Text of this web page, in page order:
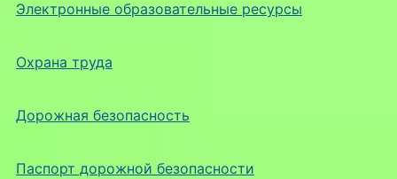
Электронные образовательные ресурсы
Охрана труда
Дорожная безопасность
Паспорт дорожной безопасности